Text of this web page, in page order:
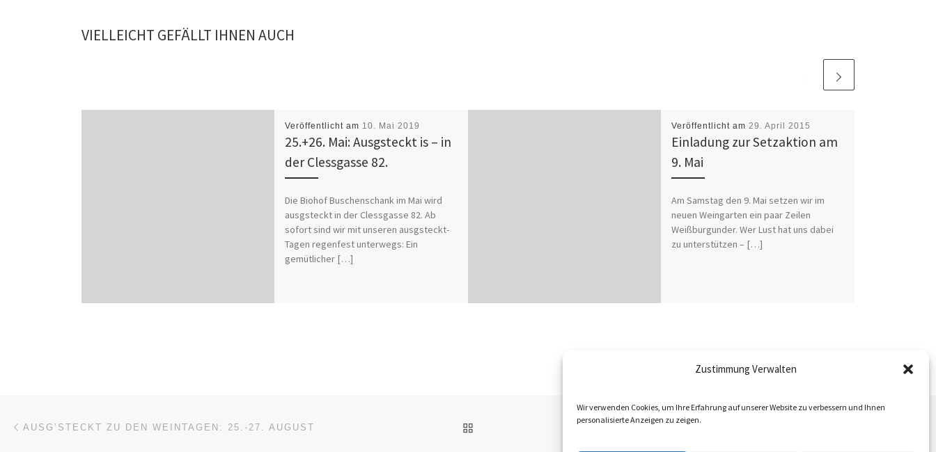
Zustimmung Verwalten
Wir verwenden Cookies, um Ihre Erfahrung auf unserer Website zu verbessern und Ihnen
personalisierte Anzeigen zu zeigen.
VIELLEICHT GEFÄLLT IHNEN AUCH
Veröffentlicht am 10. Mai 2019
25.+26. Mai: Ausgsteckt is – in
der Clessgasse 82.
Die Biohof Buschenschank im Mai wird
ausgsteckt in der Clessgasse 82. Ab
sofort sind wir mit unseren ausgsteckt-
Tagen regenfest unterwegs: Ein
gemütlicher […]
Veröffentlicht am 29. April 2015
Einladung zur Setzaktion am
9. Mai
Am Samstag den 9. Mai setzen wir im
neuen Weingarten ein paar Zeilen
Weißburgunder. Wer Lust hat uns dabei
zu unterstützen – […]
Beitragsnavigation
AUSG’STECKT ZU DEN WEINTAGEN: 25.-27. AUGUST ZURÜCK ZUR BEITRAGSLISTEKUNSTGEBUNGSMOMENTE AM WEINWANDERTAG